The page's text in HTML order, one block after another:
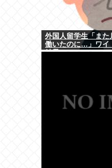
外国人留学生「また
働いたのに…」ワ
結果ｗｗｗ